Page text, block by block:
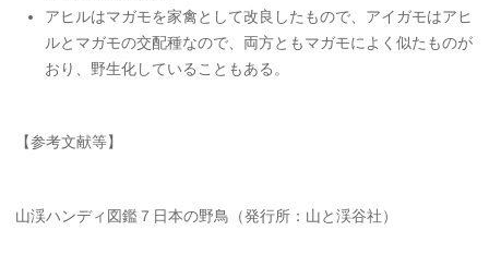
アヒルはマガモを家禽として改良したもので、アイガモはアヒ
ルとマガモの交配種なので、両方ともマガモによく似たものが
おり、野生化していることもある。
【参考文献等】
山渓ハンディ図鑑７日本の野鳥（発行所：山と渓谷社）